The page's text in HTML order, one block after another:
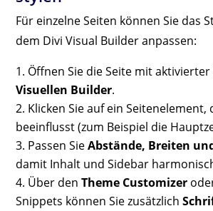
Für einzelne Seiten können Sie das
dem Divi Visual Builder anpassen:
Öffnen Sie die Seite mit
Visuellen Builder.
Klicken Sie auf ein Seitenelement,
beeinflusst (zum Beispiel die
Passen SieAbstände, Breiten
damit Inhalt und Sidebar
Über denTheme Customizer
Snippets können Sie zusätzlich